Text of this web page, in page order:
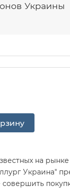
Украины
на
Украина"